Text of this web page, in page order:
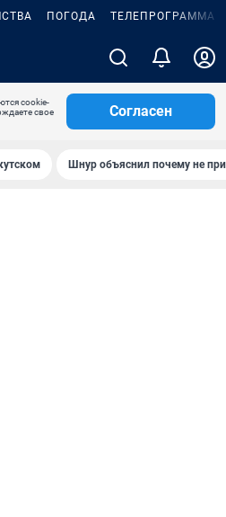
ПОГОДА ТЕЛЕПРОГРАММА
cookie-
свое
Согласен
Шнур объяснил почему не